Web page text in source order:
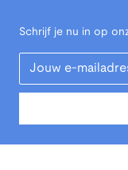
Schrijf je nu in op
Your Email